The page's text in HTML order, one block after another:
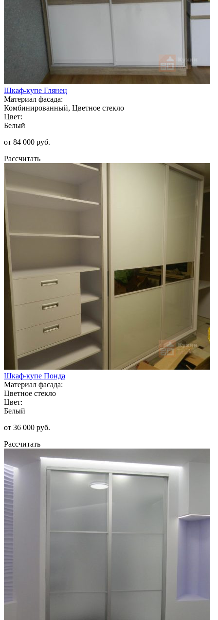
Шкаф-купе Глянец
Материал фасада:
Комбинированный, Цветное стекло
Цвет:
Белый
от 84 000 руб.
Рассчитать
Шкаф-купе Понда
Материал фасада:
Цветное стекло
Цвет:
Белый
от 36 000 руб.
Рассчитать